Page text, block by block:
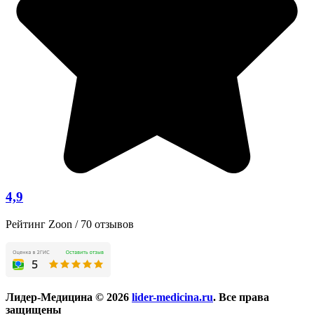
4,9
Рейтинг Zoon / 70 отзывов
Лидер-Медицина © 2026 lider-medicina.ru. Все права
защищены